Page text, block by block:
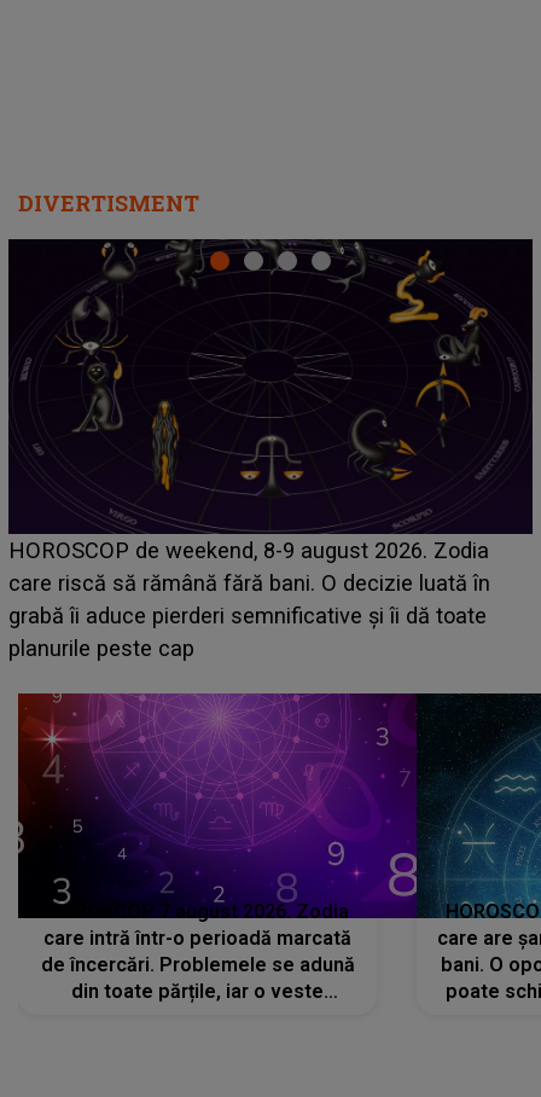
DIVERTISMENT
Emanuel a ținut ACEST DETALIU ASCUNS până
acum! În fața Alexandrei, concurentul din Casa Iubirii
face o MĂRTURISIRE NEAȘTEPTATĂ despre mama
sa: "I-am spus și ei în față, eu nu te iubesc pentru
HOROSCOP 7 august 2026. Zodia
care intră într-o perioadă marcată
de încercări. Problemele se adună
din toate părțile, iar o veste
care are
bani. O
poate